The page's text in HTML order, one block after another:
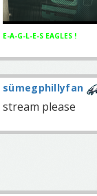
E-A-G-L-E-S EAGLES !
sümegphillyfan
stream please